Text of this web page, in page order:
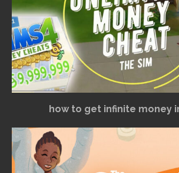
how to get infinite money